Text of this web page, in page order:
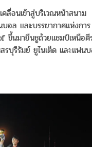
อนเข้าสู่บริเวณหน้าสนาม
อล และบรรยากาศแห่งการ
ขึ้นมายืนชูถ้วยแชมป์เหนือศี
รบุรีรัมย์ ยูไนเต็ด และแฟน